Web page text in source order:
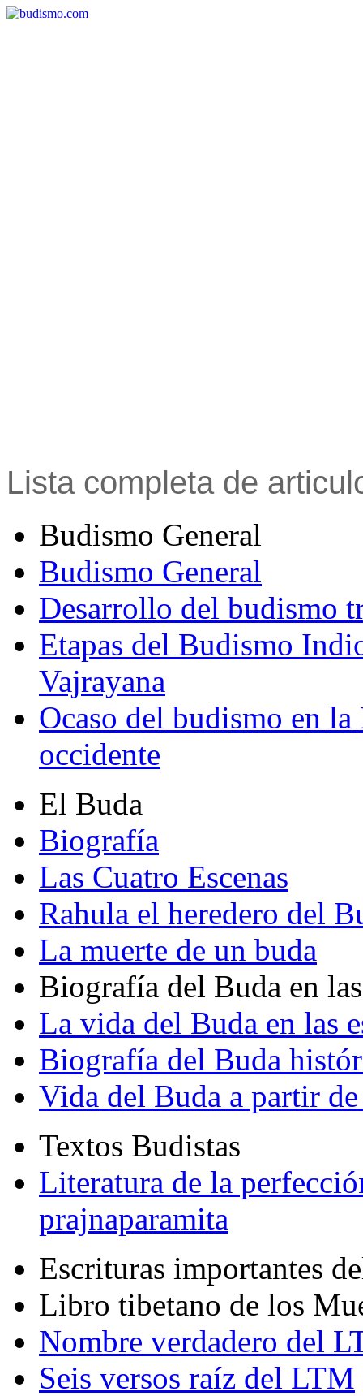
Lista completa de
Budismo General
Budismo General
Desarrollo del budismo
Etapas del Budismo
Vajrayana
Ocaso del budismo en
occidente
El Buda
Biografía
Las Cuatro Escenas
Rahula el heredero del
La muerte de un buda
Biografía del Buda en
La vida del Buda en las
Biografía del Buda
Vida del Buda a partir de
Textos Budistas
Literatura de la
prajnaparamita
Escrituras importantes
Libro tibetano de los
Nombre verdadero del
Seis versos raíz del LTM